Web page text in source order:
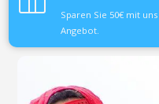
Sparen Sie 50€ mit
Angebot.